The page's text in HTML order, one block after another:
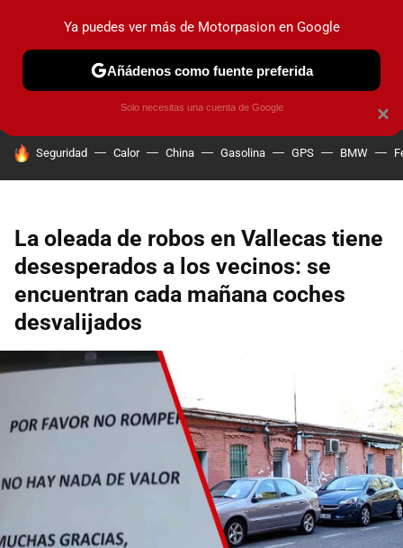
PRUEBAS COCHES ELÉCTRICOS OBSERVATORIO
HOY SE HABLA DE
Seguridad Calor China Gasolina GPS BMW
La oleada de robos en Vallecas tiene
desesperados a los vecinos: se
encuentran cada mañana coches
desvalijados
×
Ya puedes ver más de Motorpasion en Google
Añádenos como fuente preferida
Solo necesitas una cuenta de Google